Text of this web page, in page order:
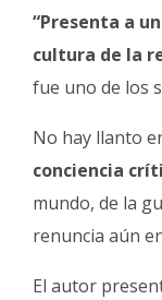
“Presenta a
cultura de la
fue uno de los
No hay llanto
conciencia
mundo, de la
renuncia aún
El autor